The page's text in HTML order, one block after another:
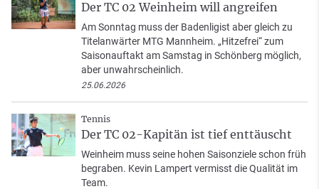
Der TC 02 Weinheim will angreifen
Am Sonntag muss der Badenligist aber gleich zu
Titelanwärter MTG Mannheim. „Hitzefrei“ zum
Saisonauftakt am Samstag in Schönberg möglich,
aber unwahrscheinlich.
25.06.2026
Tennis
Der TC 02-Kapitän ist tief enttäuscht
Weinheim muss seine hohen Saisonziele schon früh
begraben. Kevin Lampert vermisst die Qualität im
Team.